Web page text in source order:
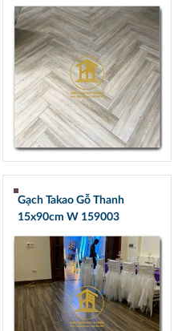
Gạch Takao Gỗ Thanh
15x90cm W 159003